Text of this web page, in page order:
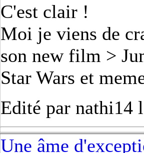
C'est clair !
Moi je viens de
son new film >
Star Wars et
Edité par nathi14
Une âme